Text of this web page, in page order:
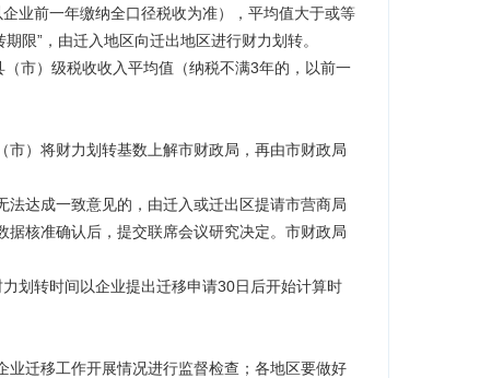
企业前一年缴纳全口径税收为准），平均值大于或等
限”，由迁入地区向迁出地区进行财力划转。
（市）级税收收入平均值（纳税不满3年的，以前一
市）将财力划转基数上解市财政局，再由市财政局
达成一致意见的， 由迁入或迁出区提请市营商局
核准确认后，提交联席会议研究决定。 市财政局
力划转时间以企业提出迁移申请30日后开始计算时
业迁移工作开展情况进行监督检查；各地区要做好